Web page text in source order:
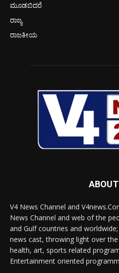
ಮೂಡಬಿದರೆ
ರಾಜ್ಯ
ರಾಜಕೀಯ
V4 News Channel and
News Channel and web of the
and Gulf countries and
news cast, throwing light over
health, art, sports related
Entertainment oriented